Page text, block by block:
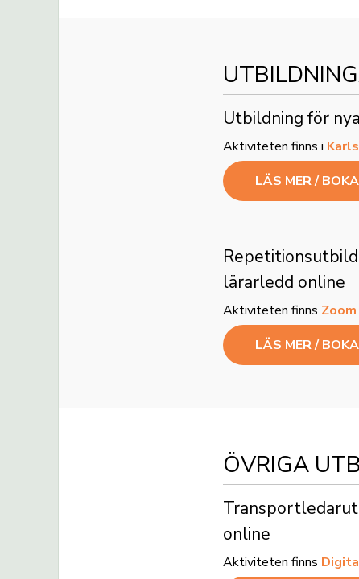
Utbildning för
Aktiviteten finns i
LÄS MER /
Repetitionsutbildning för YKB-lärare
lärarledd online
Aktiviteten finns Zoom
LÄS MER /
ÖVRIGA
Transportledarutbildning lärarledd
online
Aktiviteten finns